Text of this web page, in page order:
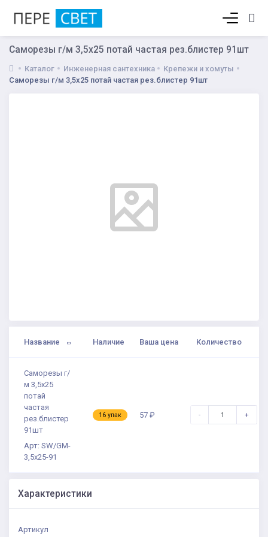
Саморезы г/м 3,5х25 потай частая рез.блистер 91шт
Каталог Инженерная сантехника
Крепежи и хомуты
Саморезы г/м 3,5х25 потай частая рез.блистер 91шт
Название Наличие Ваша цена Количество
Саморезы г/
м 3,5х25
потай
частая
рез.блистер
91шт
Арт: SW/GM-
3,5х25-91
16 упак 57 ₽ - +
Характеристики
Артикул